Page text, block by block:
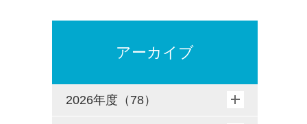
アーカイブ
2026年度（78）